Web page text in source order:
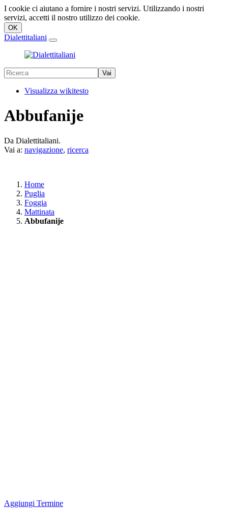
I cookie ci aiutano a fornire i nostri servizi. Utilizzando i nostri
servizi, accetti il nostro utilizzo dei cookie.
Dialettitaliani
Visualizza wikitesto
Abbufanije
Da Dialettitaliani.
Vai a: navigazione, ricerca
Home
Puglia
Foggia
Mattinata
Abbufanije
Aggiungi Termine